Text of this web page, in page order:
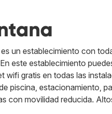
un establecimiento con
este establecimiento
wifi gratis en todas las
piscina, estacionamiento,
con movilidad reducida.